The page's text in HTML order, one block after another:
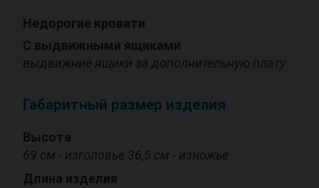
Недорогие кровати
С выдвижными ящиками
выдвижние ящики за дополнительную плату
Габаритный размер изделия
Высота
69 см - изголовье 36,5 см - изножье
Длина изделия